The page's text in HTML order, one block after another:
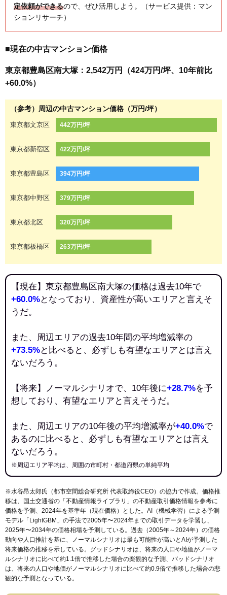
定依頼ができるので、ぜひ活用しよう。（サービス提供：マン
ションリサーチ）
■現在の中古マンション価格
東京都豊島区南大塚：2,542万円（424万円/坪、10年前比
+60.0%）
（参考）周辺の中古マンション価格（万円/坪）
東京都文京区 442万円/坪
東京都新宿区 422万円/坪
東京都豊島区 394万円/坪
東京都中野区 379万円/坪
東京都北区 320万円/坪
東京都板橋区 263万円/坪
【現在】東京都豊島区南大塚の価格は過去10年で
+60.0%となっており、資産性が高いエリアと言えそ
うだ。
また、周辺エリアの過去10年間の平均増減率の
+73.5%と比べると、必ずしも有望なエリアとは言え
ないだろう。
【将来】ノーマルシナリオで、10年後に+28.7%を予
想しており、有望なエリアと言えそうだ。
また、周辺エリアの10年後の平均増減率が+40.0%で
あるのに比べると、必ずしも有望なエリアとは言え
ないだろう。
※周辺エリア平均は、周囲の市町村・都道府県の単純平均
※水谷昂太郎氏（都市空間総合研究所 代表取締役CEO）の協力で作成。価格推
移は、国土交通省の「 不動産情報ライブラリ 」の不動産取引価格情報を参考に
価格を予測、2024年を基準年（現在価格）とした。AI（機械学習）による予測
モデル「LightGBM」の手法で2005年〜2024年までの取引データを学習し、
2025年〜2034年の価格相場を予測している。過去（2005年～2024年）の価格
動向や人口推計を基に、ノーマルシナリオは最も可能性が高いとAIが予測した
将来価格の推移を示している。グッドシナリオは、将来の人口や地価がノーマ
ルシナリオに比べて約1.1倍で推移した場合の楽観的な予測、バッドシナリオ
は、将来の人口や地価がノーマルシナリオに比べて約0.9倍で推移した場合の悲
観的な予測となっている。